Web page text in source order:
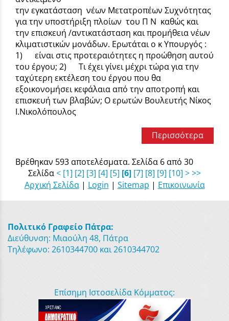
την εγκατάσταση νέων Μετατροπέων Συχνότητας
για την υποστήριξη πλοίων του Π Ν καθώς και
την επισκευή /αντικατάσταση και προμήθεια νέων
κλιματιστικών μονάδων. Ερωτάται ο κ Υπουργός :
1) είναι στις προτεραιότητες η προώθηση αυτού
του έργου; 2) Τι έχει γίνει μέχρι τώρα για την
ταχύτερη εκτέλεση του έργου που θα
εξοικονομήσει κεφάλαια από την αποτροπή και
επισκευή των βλαβών; Ο ερωτών Βουλευτής Νίκος
Ι.Νικολόπουλος
Περισσότερα
Βρέθηκαν 593 αποτελέσματα. Σελίδα 6 από 30
Σελίδα< [1] [2] [3] [4] [5] [6] [7] [8] [9] [10] >>>
Αρχική Σελίδα| Login | Sitemap | Επικοινωνία
Πολιτικό Γραφείο Πάτρα:
Διεύθυνση: Μιαούλη 48, Πάτρα
Τηλέφωνο: 2610344700 και 2610344702
Επίσημη Ιστοσελίδα Κόμματος: